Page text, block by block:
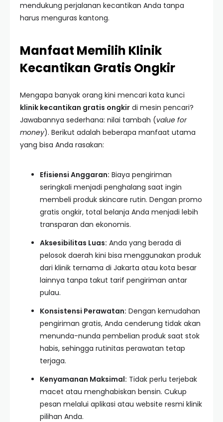
mendukung perjalanan kecantikan Anda tanpa
harus menguras kantong.
Manfaat Memilih Klinik
Kecantikan Gratis Ongkir
Mengapa banyak orang kini mencari kata kunci
klinik kecantikan gratis ongkir di mesin pencari?
Jawabannya sederhana: nilai tambah (value for
money). Berikut adalah beberapa manfaat utama
yang bisa Anda rasakan:
Efisiensi Anggaran: Biaya pengiriman
seringkali menjadi penghalang saat ingin
membeli produk skincare rutin. Dengan promo
gratis ongkir, total belanja Anda menjadi lebih
transparan dan ekonomis.
Aksesibilitas Luas: Anda yang berada di
pelosok daerah kini bisa menggunakan produk
dari klinik ternama di Jakarta atau kota besar
lainnya tanpa takut tarif pengiriman antar
pulau.
Konsistensi Perawatan: Dengan kemudahan
pengiriman gratis, Anda cenderung tidak akan
menunda-nunda pembelian produk saat stok
habis, sehingga rutinitas perawatan tetap
terjaga.
Kenyamanan Maksimal: Tidak perlu terjebak
macet atau menghabiskan bensin. Cukup
pesan melalui aplikasi atau website resmi klinik
pilihan Anda.